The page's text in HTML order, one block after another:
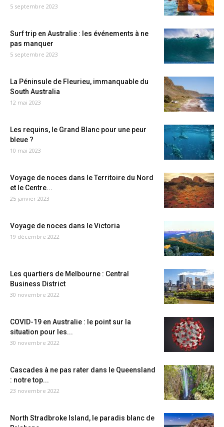
5 septembre 2023
Surf trip en Australie : les événements à ne
pas manquer
5 septembre 2023
La Péninsule de Fleurieu, immanquable du
South Australia
12 mai 2023
Les requins, le Grand Blanc pour une peur
bleue ?
10 mai 2023
Voyage de noces dans le Territoire du Nord
et le Centre...
25 janvier 2023
Voyage de noces dans le Victoria
19 décembre 2022
Les quartiers de Melbourne : Central
Business District
30 novembre 2022
COVID-19 en Australie : le point sur la
situation pour les...
30 novembre 2022
Cascades à ne pas rater dans le Queensland
: notre top...
23 novembre 2022
North Stradbroke Island, le paradis blanc de